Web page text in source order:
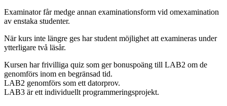
Examinator får medge annan examinationsform vid omexamination
av enstaka studenter.
När kurs inte längre ges har student möjlighet att examineras under
ytterligare två läsår.
Kursen har frivilliga quiz som ger bonuspoäng till LAB2 om de
genomförs inom en begränsad tid.
LAB2 genomförs som ett datorprov.
LAB3 är ett individuellt programmeringsprojekt.